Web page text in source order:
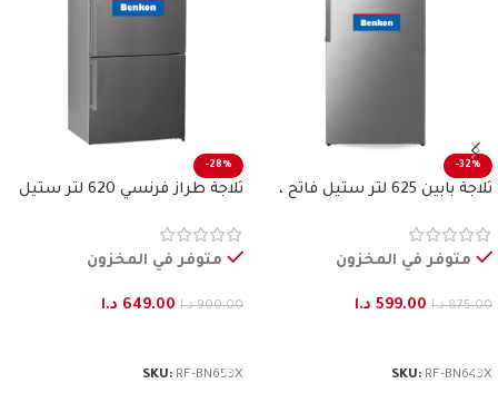
-32%
ثلاجة بابين 625 لتر ستيل فاتح ،
متوفر في المخزون
875.00 د.ا 599.00 د.ا
SKU: RF-BN643X
-28%
ثلاجة طراز فرنسي 620 لتر ستيل
متوفر في المخزون
900.00 د.ا 649.00 د.ا
SKU: RF-BN653X